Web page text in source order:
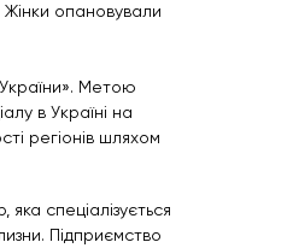
Жінки опановували
Метою
в Україні на
регіонів шляхом
спеціалізується
Підприємство